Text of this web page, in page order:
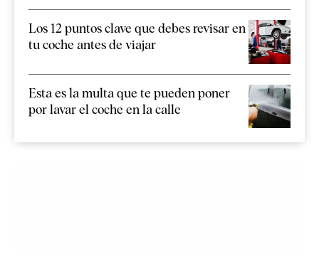
Los 12 puntos clave que debes revisar en
tu coche antes de viajar
Esta es la multa que te pueden poner
por lavar el coche en la calle